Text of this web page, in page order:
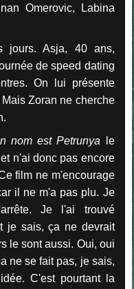
Omerovic, Labina
jours. Asja, 40 ans,
de speed dating
On lui présente
Zoran ne cherche
nom est Petrunya
le
n'ai donc pas encore
film ne m'encourage
il ne m'a pas plu. Je
Je l'ai trouvé
je sais, ça ne devrait
le sont aussi. Oui, oui
ne se fait pas, je sais,
C'est pourtant la